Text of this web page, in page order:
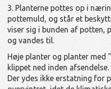
3. Planterne pottes op i
pottemuld, og står et
viser sig i bunden af potten,
og vandes til.
Høje planter og planter
klippet ned inden afsendelse.
Der ydes ikke erstatning for